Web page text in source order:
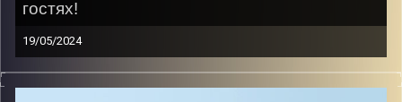
гостях!
19/05/2024
Каково это собраться с силами и перевести всю
свою жизнь во время военных действий в родной